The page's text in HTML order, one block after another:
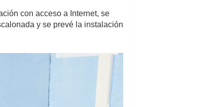
con acceso a Internet, se
y se prevé la instalación